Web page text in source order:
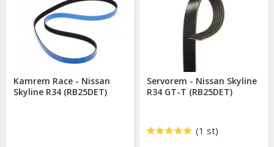
Kamrem Race - Nissan
Skyline R34 (RB25DET)
Servorem - Nissan Skyline
R34 GT-T (RB25DET)
(1 st)